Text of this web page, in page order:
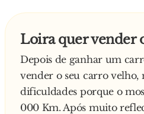
Loira quer vender
Depois de ganhar um
vender o seu carro velho,
dificuldades porque o
000 Km. Após muito